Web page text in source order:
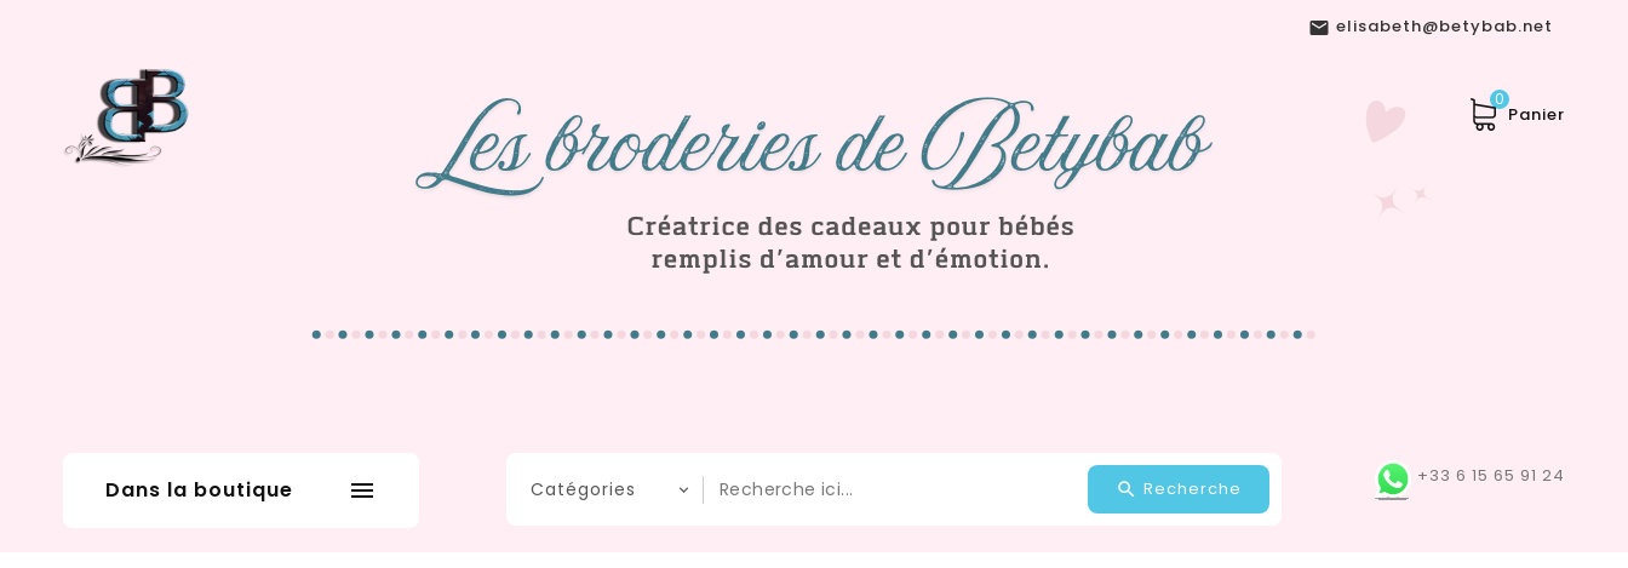
 elisabeth@betybab.net
Panier
0
+33 6 15 65 91 24
Recherche
Dans la boutique 